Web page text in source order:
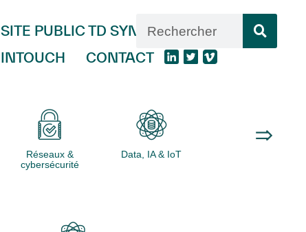
SITE PUBLIC TD SYNNEX
INTOUCH
CONTACT
Réseaux &
cybersécurité
Data, IA & IoT